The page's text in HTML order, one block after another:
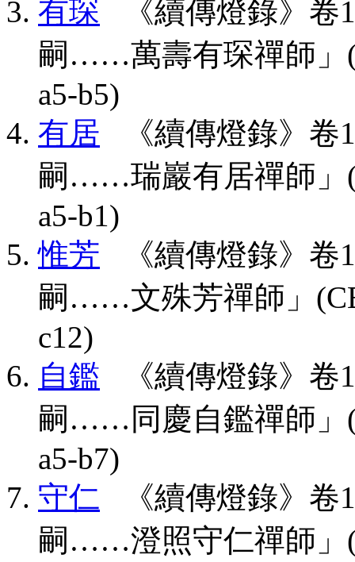
有琛 《續傳燈錄》卷
嗣……萬壽有琛禪師」
a5-b5)
有居 《續傳燈錄》卷
嗣……瑞巖有居禪師」
a5-b1)
惟芳 《續傳燈錄》卷
嗣……文殊芳禪師」
c12)
自鑑 《續傳燈錄》卷
嗣……同慶自鑑禪師」
a5-b7)
守仁 《續傳燈錄》卷
嗣……澄照守仁禪師」